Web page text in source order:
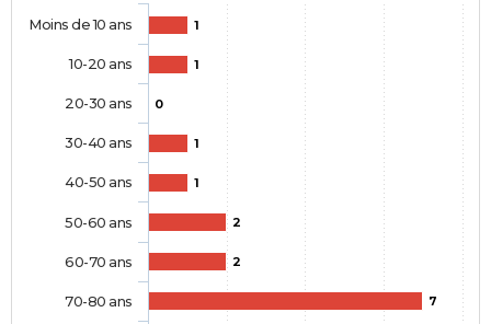
1
1
0
1
1
2
2
7
Moins de 10 ans
10-20 ans
20-30 ans
30-40 ans
40-50 ans
50-60 ans
60-70 ans
70-80 ans